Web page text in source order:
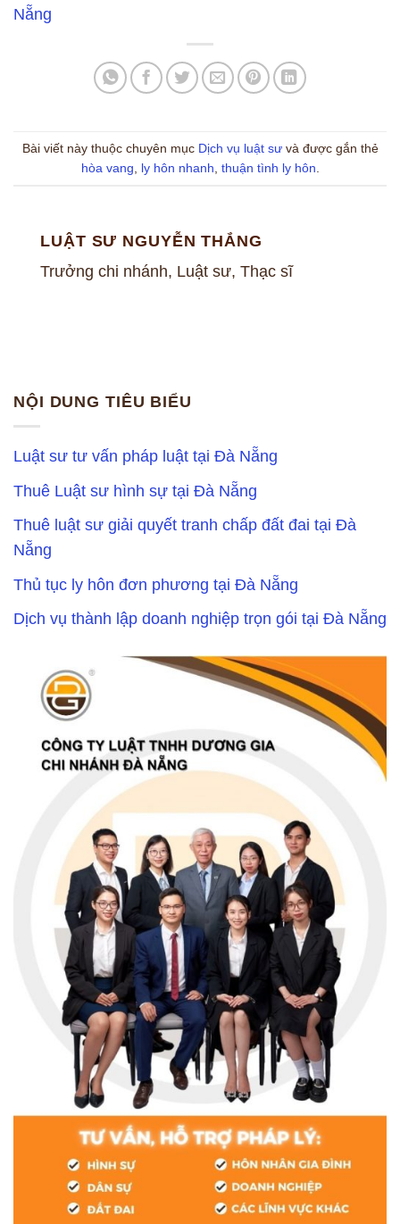
Nẵng
Bài viết này thuộc chuyên mục Dịch vụ luật sưvà được gắn thẻ
hòa vang
ly hôn nhanh thuận tình ly hôn
LUẬT SƯ NGUYỄN THẮNG
Trưởng chi nhánh, Luật sư, Thạc sĩ
NỘI DUNG TIÊU BIỂU
Luật sư tư vấn pháp luật tại Đà Nẵng
Thuê Luật sư hình sự tại Đà Nẵng
Thuê luật sư giải quyết tranh chấp đất đai tại Đà
Nẵng
Thủ tục ly hôn đơn phương tại Đà Nẵng
Dịch vụ thành lập doanh nghiệp trọn gói tại Đà Nẵng